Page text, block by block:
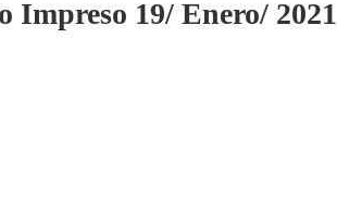
19/ Enero/ 2021